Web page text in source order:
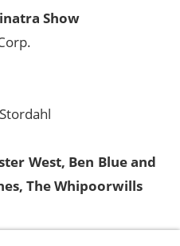
Show
West, Ben Blue and
The Whipoorwills